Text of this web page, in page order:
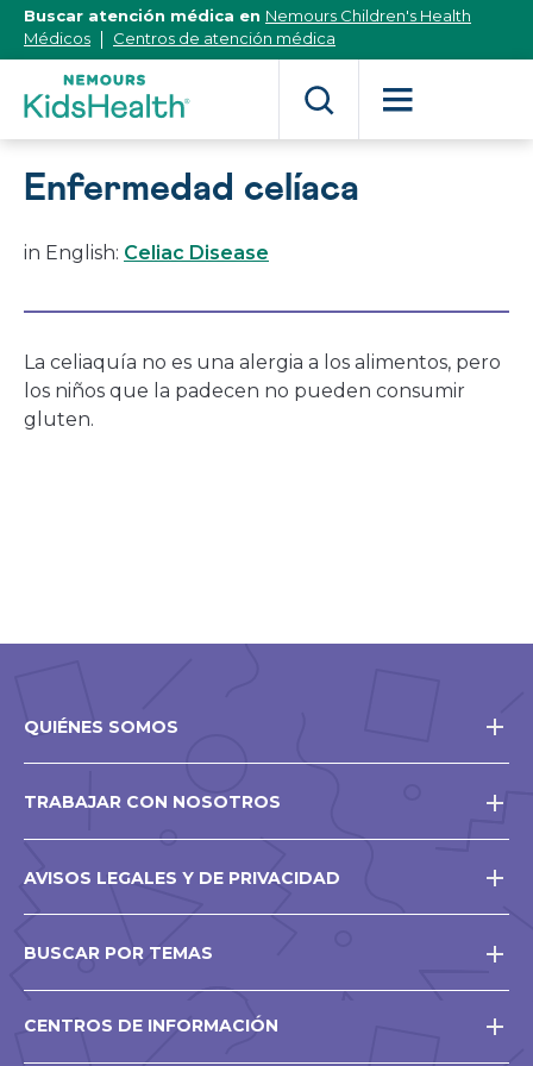
[Skip
Content]
Buscar atención médica en Nemours Children's Health
Médicos
Centros de atención médica
Enfermedad celíaca
in English: Celiac Disease
La celiaquía no es una alergia a los alimentos, pero
los niños que la padecen no pueden consumir
gluten.
QUIÉNES SOMOS
TRABAJAR CON NOSOTROS
AVISOS LEGALES Y DE PRIVACIDAD
BUSCAR POR TEMAS
CENTROS DE INFORMACIÓN